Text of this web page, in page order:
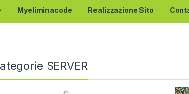
Myeliminacode Realizzazione Sito
SERVER